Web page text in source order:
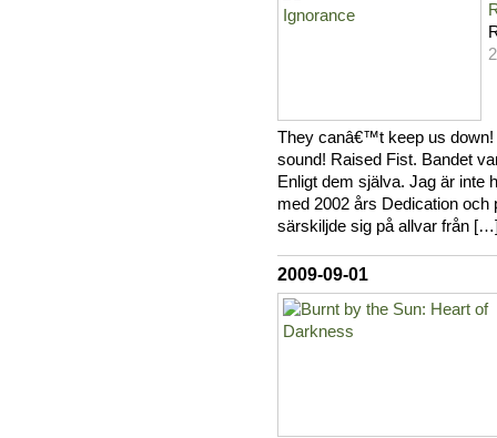
They canâ€™t keep us down!
sound! Raised Fist. Bandet
Enligt dem själva. Jag är inte
med 2002 års Dedication och
särskiljde sig på allvar från
2009-09-01